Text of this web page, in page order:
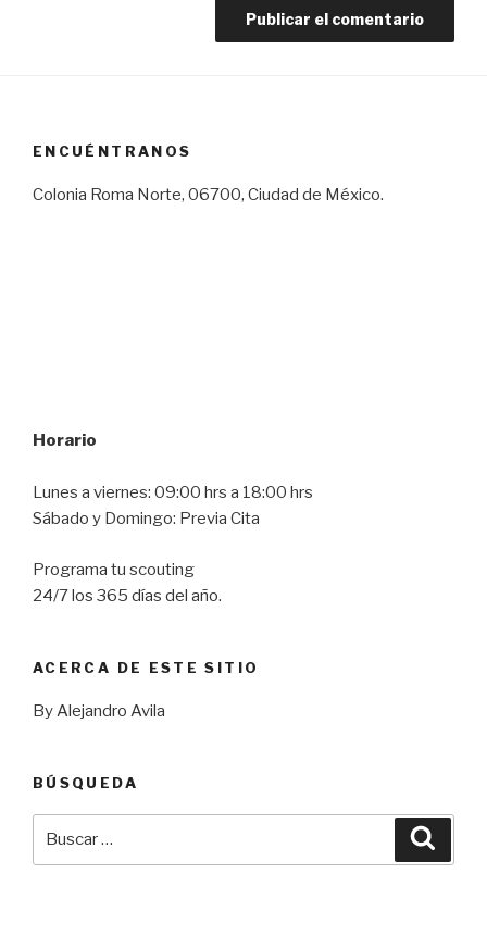
ENCUÉNTRANOS
Colonia Roma Norte, 06700, Ciudad de México.
Horario
Lunes a viernes: 09:00 hrs a 18:00 hrs
Sábado y Domingo: Previa Cita
Programa tu scouting
24/7 los 365 días del año.
ACERCA DE ESTE SITIO
By Alejandro Avila
BÚSQUEDA